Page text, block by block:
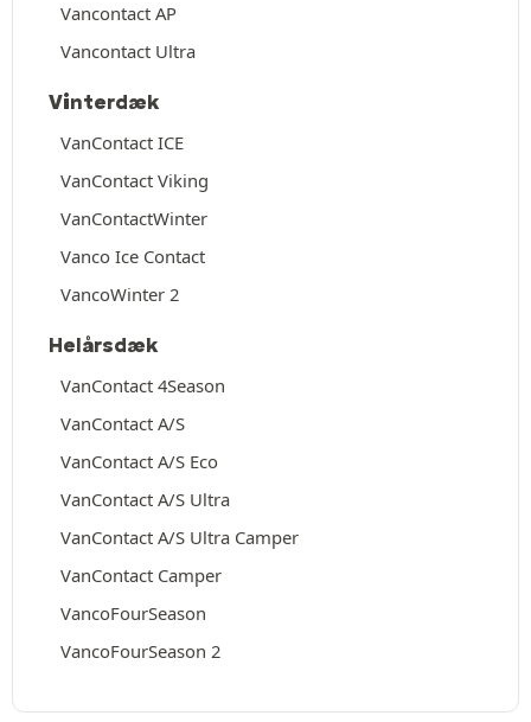
Vancontact AP
Vancontact Ultra
Vinterdæk
VanContact ICE
VanContact Viking
VanContactWinter
Vanco Ice Contact
VancoWinter 2
Helårsdæk
VanContact 4Season
VanContact A/S
VanContact A/S Eco
VanContact A/S Ultra
VanContact A/S Ultra Camper
VanContact Camper
VancoFourSeason
VancoFourSeason 2